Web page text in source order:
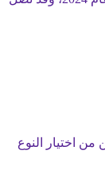
من اختيار النوع